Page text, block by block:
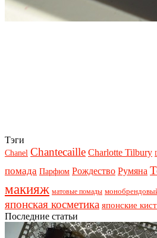
Тэги
Chanel Chantecaille Charlotte Tilbury
помада Парфюм Рождество Румяна
макияж матовые помады
японская косметика японские
Последние статьи